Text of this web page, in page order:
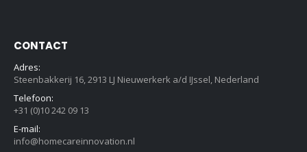
CONTACT
Adres:
Steenbakkerij 16, 2913 LJ Nieuwerkerk a/d IJssel, Nederland
Telefoon:
+31 (0)10 242 09 13
E-mail:
info@homecareinnovation.nl